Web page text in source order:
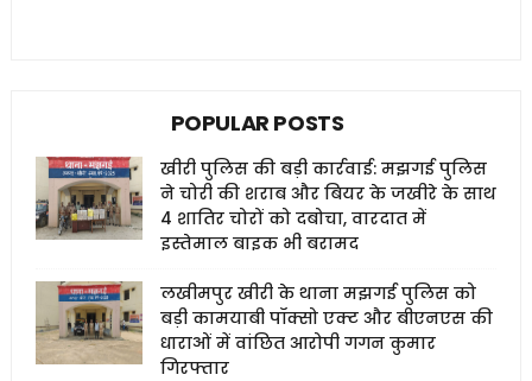
POPULAR POSTS
खीरी पुलिस की बड़ी कार्रवाई: मझगई पुलिस
ने चोरी की शराब और बियर के जखीरे के साथ
4 शातिर चोरों को दबोचा, वारदात में
इस्तेमाल बाइक भी बरामद
लखीमपुर खीरी के थाना मझगई पुलिस को
बड़ी कामयाबी पॉक्सो एक्ट और बीएनएस की
धाराओं में वांछित आरोपी गगन कुमार
गिरफ्तार